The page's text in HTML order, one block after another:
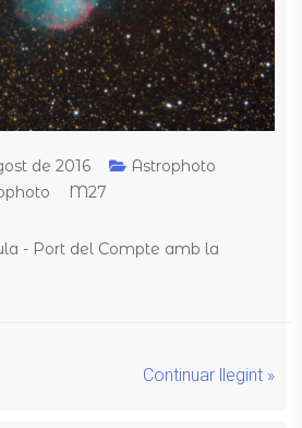
de 2016
Astrophoto
M27
- Port del Compte amb la
Continuar llegint »